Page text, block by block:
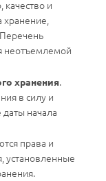
и
хранение,
неотъемлемой
хранения.
в силу и
начала
права и
установленные